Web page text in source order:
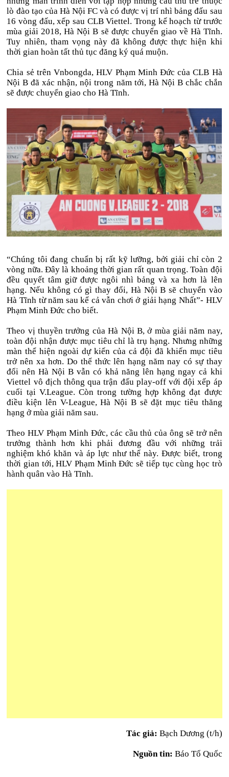
lò đào tạo của Hà Nội FC và có được vị trí nhì bảng đấu sau
16 vòng đấu, xếp sau CLB Viettel. Trong kế hoạch từ trước
mùa giải 2018, Hà Nội B sẽ được chuyển giao về Hà Tĩnh.
Tuy nhiên, tham vọng này đã không được thực hiện khi
thời gian hoàn tất thủ tục đăng ký quá muộn.
Chia sẻ trên Vnbongda, HLV Phạm Minh Đức của CLB Hà
Nội B đã xác nhận, nội trong năm tới, Hà Nội B chắc chắn
sẽ được chuyển giao cho Hà Tĩnh.
“Chúng tôi đang chuẩn bị rất kỹ lưỡng, bởi giải chỉ còn 2
vòng nữa. Đây là khoảng thời gian rất quan trọng. Toàn đội
đều quyết tâm giữ được ngôi nhì bảng và xa hơn là lên
hạng. Nếu không có gì thay đổi, Hà Nội B sẽ chuyển vào
Hà Tĩnh từ năm sau kể cả vẫn chơi ở giải hạng Nhất”- HLV
Phạm Minh Đức cho biết.
Theo vị thuyền trưởng của Hà Nội B, ở mùa giải năm nay,
toàn đội nhận được mục tiêu chỉ là trụ hạng. Nhưng những
màn thể hiện ngoài dự kiến của cả đội đã khiến mục tiêu
trở nên xa hơn. Do thể thức lên hạng năm nay có sự thay
đổi nên Hà Nội B vẫn có khả năng lên hạng ngay cả khi
Viettel vô địch thông qua trận đấu play-off với đội xếp áp
cuối tại V.League. Còn trong tường hợp không đạt được
điều kiện lên V-League, Hà Nội B sẽ đặt mục tiêu thăng
hạng ở mùa giải năm sau.
Theo HLV Phạm Minh Đức, các cầu thủ của ông sẽ trở nên
trưởng thành hơn khi phải đương đầu với những trải
nghiệm khó khăn và áp lực như thế này. Được biết, trong
thời gian tới, HLV Phạm Minh Đức sẽ tiếp tục cùng học trò
hành quân vào Hà Tĩnh.
Tác giả: Bạch Dương (t/h)
Nguồn tin: Báo Tổ Quốc